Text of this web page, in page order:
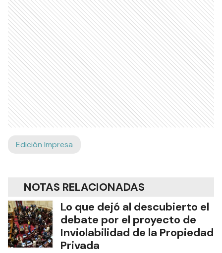
Edición Impresa
NOTAS RELACIONADAS
Lo que dejó al descubierto el
debate por el proyecto de
Inviolabilidad de la Propiedad
Privada